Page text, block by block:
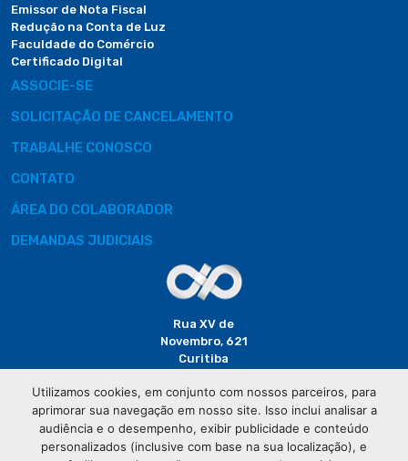
Emissor de Nota Fiscal
Redução na Conta de Luz
Faculdade do Comércio
Certificado Digital
ASSOCIE-SE
SOLICITAÇÃO DE CANCELAMENTO
TRABALHE CONOSCO
CONTATO
ÁREA DO COLABORADOR
DEMANDAS JUDICIAIS
Rua XV de
Novembro, 621
Curitiba
(41) 3320-
2929
Utilizamos cookies, em conjunto com nossos parceiros, para
aprimorar sua navegação em nosso site. Isso inclui analisar a
audiência e o desempenho, exibir publicidade e conteúdo
personalizados (inclusive com base na sua localização), e